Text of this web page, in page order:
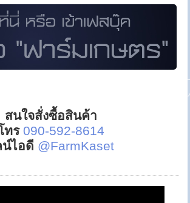
สนใจสั่งซื้อสินค้า
ทร 090-592-8614
น์ไอดี @FarmKaset